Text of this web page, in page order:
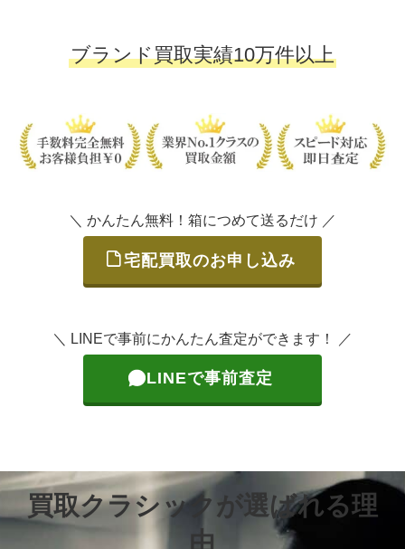
ブランド買取実績10万件以上
＼ かんたん無料！箱につめて送るだけ ／
宅配買取のお申し込み
＼ LINEで事前にかんたん査定ができます！ ／
LINEで事前査定
買取クラシックが選ばれる理
由